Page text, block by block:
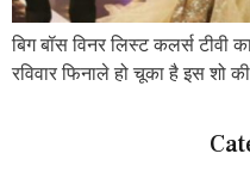
बिग बॉस विनर लिस्ट कलर्स टीवी
रविवार फिनाले हो चूका है इस शो